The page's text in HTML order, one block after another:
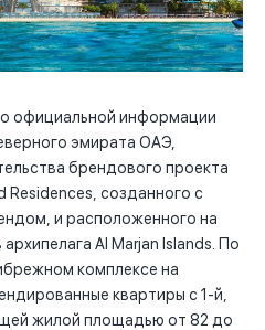
официальной информации
эмирата ОАЭ,
брендового проекта
Residences, созданного с
и расположенного на
Al Marjan Islands. По
комплексе на
квартиры с 1-й,
жилой площадью от 82 до